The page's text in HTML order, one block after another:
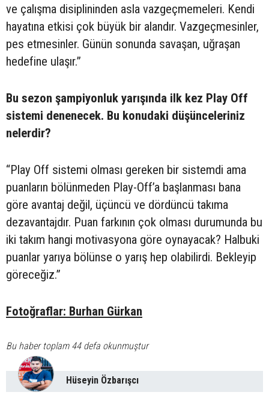
ve çalışma disiplininden asla vazgeçmemeleri. Kendi
hayatına etkisi çok büyük bir alandır. Vazgeçmesinler,
pes etmesinler. Günün sonunda savaşan, uğraşan
hedefine ulaşır.”
Bu sezon şampiyonluk yarışında ilk kez Play Off
sistemi denenecek. Bu konudaki düşünceleriniz
nelerdir?
“Play Off sistemi olması gereken bir sistemdi ama
puanların bölünmeden Play-Off’a başlanması bana
göre avantaj değil, üçüncü ve dördüncü takıma
dezavantajdır. Puan farkının çok olması durumunda bu
iki takım hangi motivasyona göre oynayacak? Halbuki
puanlar yarıya bölünse o yarış hep olabilirdi. Bekleyip
göreceğiz.”
Fotoğraflar: Burhan Gürkan
Bu haber toplam 44 defa okunmuştur
Hüseyin Özbarışcı